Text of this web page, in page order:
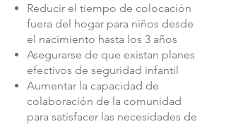
Reducir el tiempo de colocación
fuera del hogar para niños desde
el nacimiento hasta los 3 años
Asegurarse de que existan planes
efectivos de seguridad infantil
Aumentar la capacidad de
colaboración de la comunidad
para satisfacer las necesidades de